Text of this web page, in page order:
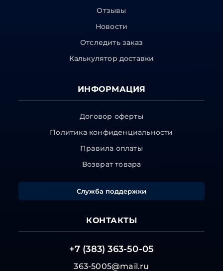
Отзывы
Новости
Отследить заказ
Калькулятор доставки
ИНФОРМАЦИЯ
Договор оферты
Политика конфиденциальности
Правила оплаты
Возврат товара
Служба поддержки
КОНТАКТЫ
+7 (383) 363-50-05
363-5005@mail.ru